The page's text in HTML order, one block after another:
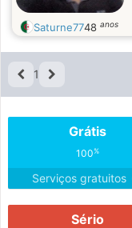
Saturne7748 anos
1
Grátis
100%
Serviços gratuitos
Sério